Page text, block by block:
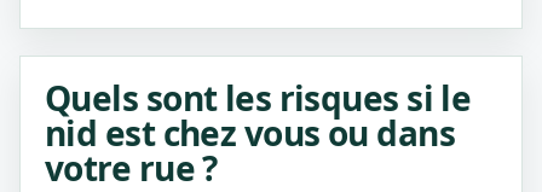
Quels sont les risques si le
nid est chez vous ou dans
votre rue ?